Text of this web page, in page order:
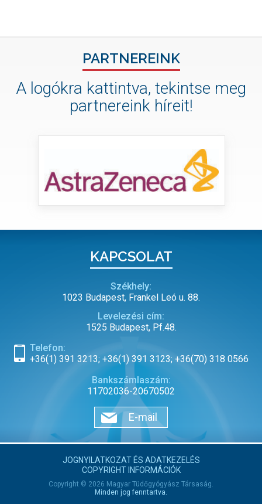
PARTNEREINK
A logókra kattintva, tekintse meg
partnereink híreit!
KAPCSOLAT
Székhely:
1023 Budapest, Frankel Leó u. 88.
Levelezési cím:
1525 Budapest, Pf.48.
Telefon:
+36(1) 391 3213; +36(1) 391 3123; +36(70) 318 0566
Bankszámlaszám:
11702036-20670502
E-mail
JOGNYILATKOZAT ÉS ADATKEZELÉS
COPYRIGHT INFORMÁCIÓK
Copyright © 2026 Magyar Tüdőgyógyász Társaság.
Minden jog fenntartva.